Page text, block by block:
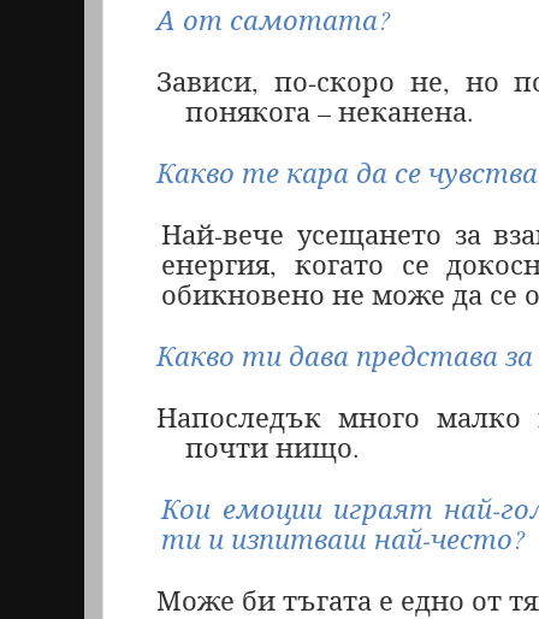
А от самотата?
Зависи, по-скоро не, но
понякога – неканена.
Какво те кара да се
Най-вече усещането за
енергия, когато се
обикновено не може да се
Какво ти дава представа
Напоследък много
почти нищо.
Кои емоции играят най-
ти и изпитваш най-често?
Може би тъгата е едно от